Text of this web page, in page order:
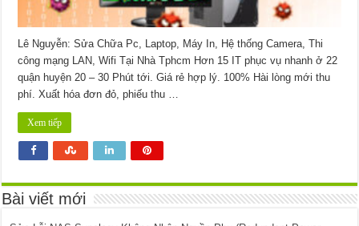
Tận
Nơi
Lê Nguyễn: Sửa Chữa Pc, Laptop, Máy In, Hệ thống Camera, Thi
công mạng LAN, Wifi Tại Nhà Tphcm Hơn 15 IT phục vụ nhanh ở 22
quận huyện 20 – 30 Phút tới. Giá rẻ hợp lý. 100% Hài lòng mới thu
phí. Xuất hóa đơn đỏ, phiếu thu …
Xem tiếp
Bài viết mới